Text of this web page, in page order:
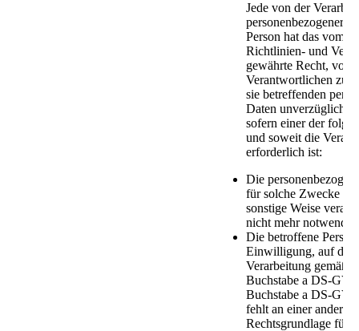
Jede von der
personenbezogener
Person hat das vom
Richtlinien- und
gewährte Recht, von
Verantwortlichen zu
sie betreffenden
Daten unverzüglich
sofern einer der
und soweit die
erforderlich ist:
Die
für solche Zwecke
sonstige Weise
nicht mehr notwendig
Die betroffene
Einwilligung, auf die
Verarbeitung gemäß
Buchstabe a DS-
Buchstabe a DS-
fehlt an einer
Rechtsgrundlage für